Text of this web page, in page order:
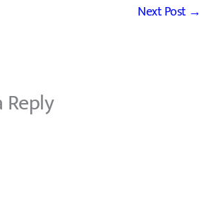
Next Post →
Reply